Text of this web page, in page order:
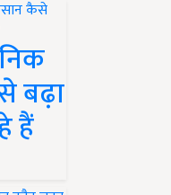
बढ़ा
हैं